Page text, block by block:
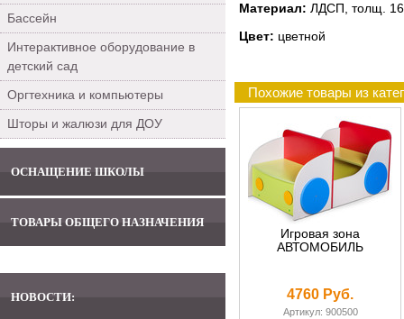
Бассейн
Интерактивное оборудование в
детский сад
Оргтехника и компьютеры
Шторы и жалюзи для ДОУ
ОСНАЩЕНИЕ ШКОЛЫ
ТОВАРЫ ОБЩЕГО НАЗНАЧЕНИЯ
НОВОСТИ:
Материал: ЛДСП, толщ.
Цвет: цветной
Похожие товары из
Игровая зона
АВТОМОБИЛЬ
4760 Руб.
Артикул: 900500